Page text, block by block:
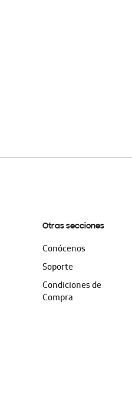
Otras secciones
Conócenos
Soporte
Condiciones de
Compra